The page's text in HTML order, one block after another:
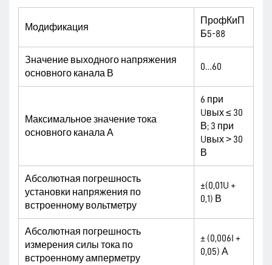
Модификация
ПрофКиП
Б5-88
Значение выходного напряжения
основного канала В
0…60
Максимальное значение тока
основного канала А
6 при
Uвых ≤ 30
В; 3 при
Uвых ˃ 30
В
Абсолютная погрешность
установки напряжения по
встроенному вольтметру
±(0,01U +
0,1) В
Абсолютная погрешность
измерения силы тока по
встроенному амперметру
± (0,006I +
0,05) А